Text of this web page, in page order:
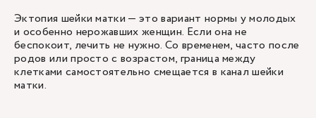
Эктопия шейки матки — это вариант нормы у молодых
и особенно нерожавших женщин. Если она не
беспокоит, лечить не нужно. Со временем, часто после
родов или просто с возрастом, граница между
клетками самостоятельно смещается в канал шейки
матки.